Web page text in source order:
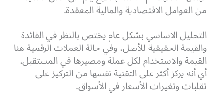
من العوامل الاقتصادية والمالية المعقدة.
التحليل الاساسي بشكل عام يختص بالنظر في الفائدة
والقيمة الحقيقية للأصل، وفي حالة العملات الرقمية هنا
القيمة والاستخدام لكل عملة ومصيرها في المستقبل،
أي أنه يركز أكثر على التقنية نفسها من التركيز على
تقلبات وتغيرات الأسعار في الأسواق.